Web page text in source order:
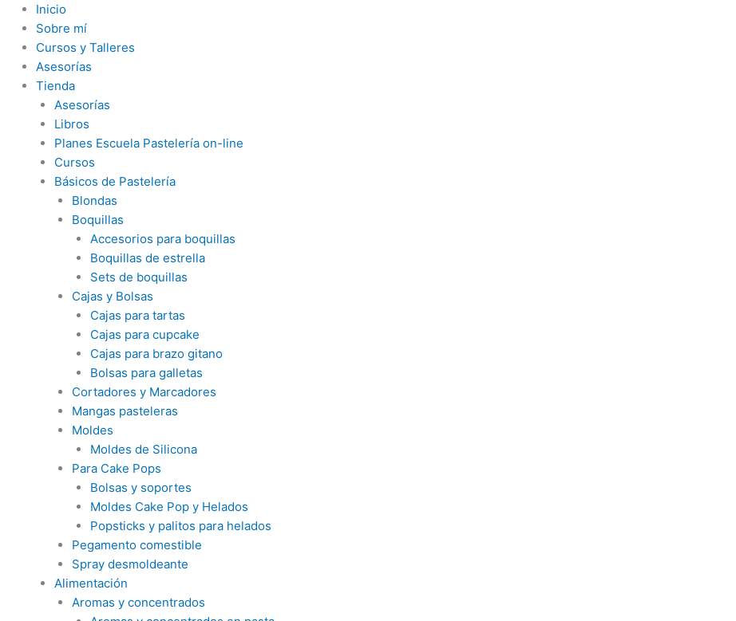
contenido
Inicio
Sobre mí
Cursos y Talleres
Asesorías
Tienda
Asesorías
Libros
Planes Escuela Pastelería on-line
Cursos
Básicos de Pastelería
Blondas
Boquillas
Accesorios para boquillas
Boquillas de estrella
Sets de boquillas
Cajas y Bolsas
Cajas para tartas
Cajas para cupcake
Cajas para brazo gitano
Bolsas para galletas
Cortadores y Marcadores
Mangas pasteleras
Moldes
Moldes de Silicona
Para Cake Pops
Bolsas y soportes
Moldes Cake Pop y Helados
Popsticks y palitos para helados
Pegamento comestible
Spray desmoldeante
Alimentación
Aromas y concentrados